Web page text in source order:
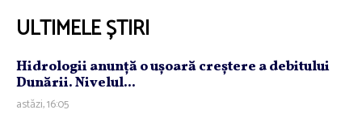
ULTIMELE ȘTIRI
Hidrologii anunţă o uşoară creştere a debitului
Dunării. Nivelul...
astăzi, 16:05